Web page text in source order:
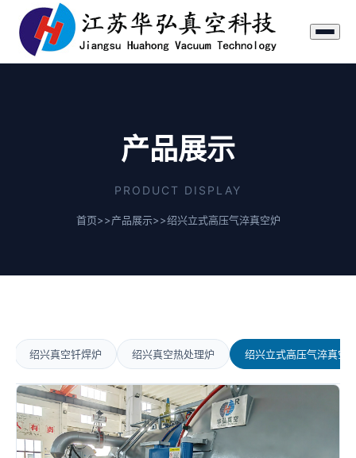
产品展示
PRODUCT DISPLAY
首页>>产品展示>>绍兴立式高压气淬真空炉
绍兴真空钎焊炉 绍兴真空热处理炉 绍兴立式高压气淬真空